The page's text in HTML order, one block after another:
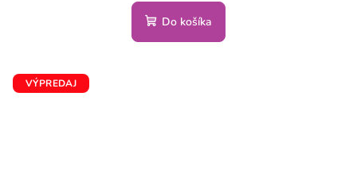
Do košíka
VÝPREDAJ